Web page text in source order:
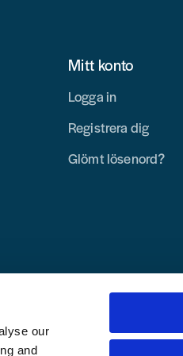
our
and
Mitt konto
Logga in
Registrera dig
Glömt lösenord?